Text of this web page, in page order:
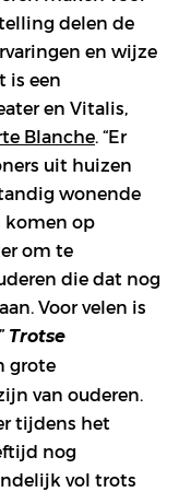
delen de
en wijze
is een
en Vitalis,
Blanche. “Er
uit huizen
wonende
komen op
om te
die dat nog
Voor velen is
Trotse
grote
van ouderen.
tijdens het
nog
vol trots